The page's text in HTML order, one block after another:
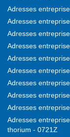
Adresses
Adresses
Adresses
Adresses
Adresses
Adresses
Adresses
Adresses
Adresses
Adresses
thorium - 0721Z